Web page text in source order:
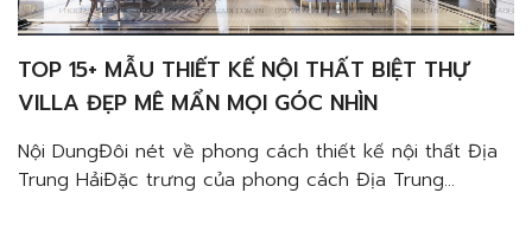
TOP 15+ MẪU THIẾT KẾ NỘI THẤT BIỆT THỰ
VILLA ĐẸP MÊ MẨN MỌI GÓC NHÌN
Nội DungĐôi nét về phong cách thiết kế nội thất Địa
Trung HảiĐặc trưng của phong cách Địa Trung